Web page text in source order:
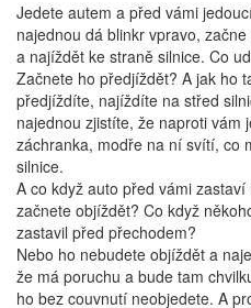
Jedete autem a před vámi
najednou dá blinkr vpravo,
a najíždět ke straně silnice. Co
Začnete ho předjíždět? A jak ho
předjíždíte, najíždíte na střed
najednou zjistíte, že naproti vám
záchranka, modře na ní svítí, co
silnice.
A co když auto před vámi
začnete objíždět? Co když
zastavil před přechodem?
Nebo ho nebudete objíždět a
že má poruchu a bude tam
ho bez couvnutí neobjedete. A